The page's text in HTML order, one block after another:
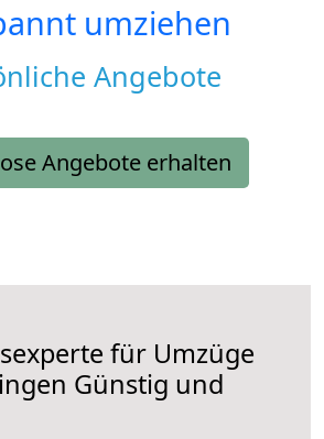
umziehen
Angebote
Angebote erhalten
für Umzüge
Günstig und